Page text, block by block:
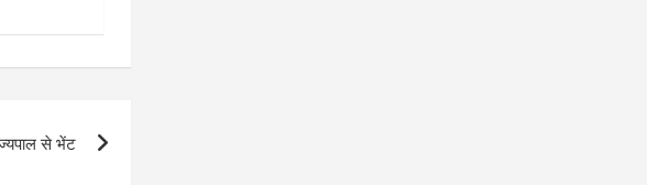
से भेंट